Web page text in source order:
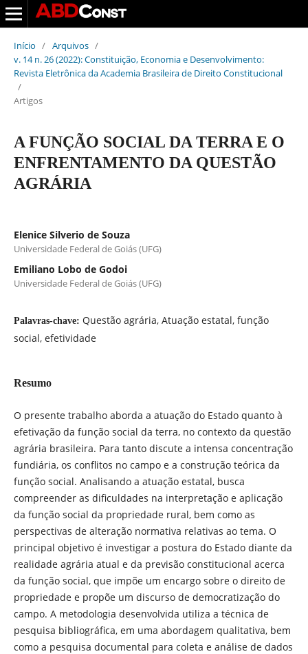
Início / Arquivos /
v. 14 n. 26 (2022): Constituição, Economia e Desenvolvimento:
Revista Eletrônica da Academia Brasileira de Direito Constitucional
/
Artigos
A FUNÇÃO SOCIAL DA TERRA E O
ENFRENTAMENTO DA QUESTÃO
AGRÁRIA
Elenice Silverio de Souza
Universidade Federal de Goiás (UFG)
Emiliano Lobo de Godoi
Universidade Federal de Goiás (UFG)
Palavras-chave: Questão agrária, Atuação estatal, função
social, efetividade
Resumo
O presente trabalho aborda a atuação do Estado quanto à
efetivação da função social da terra, no contexto da questão
agrária brasileira. Para tanto discute a intensa concentração
fundiária, os conflitos no campo e a construção teórica da
função social. Analisando a atuação estatal, busca
compreender as dificuldades na interpretação e aplicação
da função social da propriedade rural, bem como as
perspectivas de alteração normativa relativas ao tema. O
principal objetivo é investigar a postura do Estado diante da
realidade agrária atual e da previsão constitucional acerca
da função social, que impõe um encargo sobre o direito de
propriedade e propõe um discurso de democratização do
campo. A metodologia desenvolvida utiliza a técnica de
pesquisa bibliográfica, em uma abordagem qualitativa, bem
como a pesquisa documental para coleta e análise de dados